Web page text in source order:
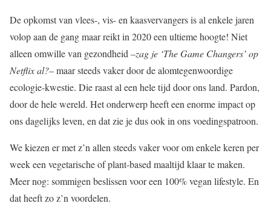
De opkomst van vlees-, vis- en kaasvervangers is al enkele jaren
volop aan de gang maar reikt in 2020 een ultieme hoogte! Niet
alleen omwille van gezondheid –zag je ‘The Game Changers’ op
Netflix al?– maar steeds vaker door de alomtegenwoordige
ecologie-kwestie. Die raast al een hele tijd door ons land. Pardon,
door de hele wereld. Het onderwerp heeft een enorme impact op
ons dagelijks leven, en dat zie je dus ook in ons voedingspatroon.
We kiezen er met z’n allen steeds vaker voor om enkele keren per
week een vegetarische of plant-based maaltijd klaar te maken.
Meer nog: sommigen beslissen voor een 100% vegan lifestyle. En
dat heeft zo z’n voordelen.